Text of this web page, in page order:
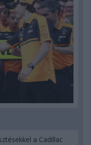
a Cadillac